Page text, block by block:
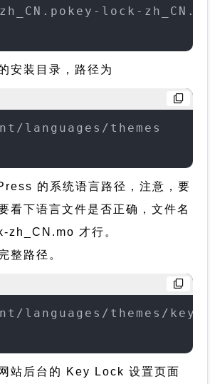
lock-
安装目录，路径为
languages/themes
的系统语言路径，注意，要
看下语言文件是否正确，文件名
zh_CN.mo 才行。
整路径。
languages/themes/key-
站后台的 Key Lock 设置页面